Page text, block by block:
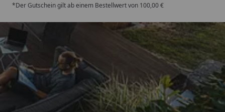
*Der Gutschein gilt ab einem Bestellwert von 100,00 €
Trusted Shops
4,81/ 5